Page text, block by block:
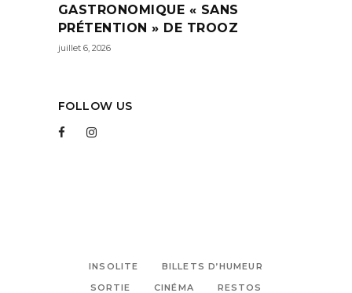
GASTRONOMIQUE « SANS
PRÉTENTION » DE TROOZ
juillet 6, 2026
FOLLOW US
INSOLITE
BILLETS D’HUMEUR
SORTIE
CINÉMA RESTOS